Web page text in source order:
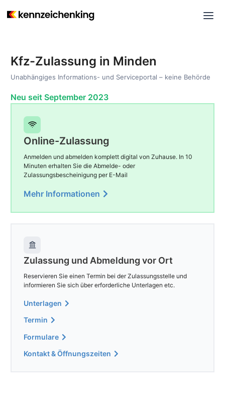
Kfz-Zulassung in Minden
Unabhängiges Informations- und Serviceportal – keine Behörde
Neu seit September 2023
Online-Zulassung
Anmelden und abmelden komplett digital von Zuhause. In 10
Minuten erhalten Sie die Abmelde- oder
Zulassungsbescheinigung per E-Mail
Mehr Informationen
Zulassung und Abmeldung vor Ort
Reservieren Sie einen Termin bei der Zulassungsstelle und
informieren Sie sich über erforderliche Unterlagen etc.
Unterlagen
Termin
Formulare
Kontakt & Öffnungszeiten